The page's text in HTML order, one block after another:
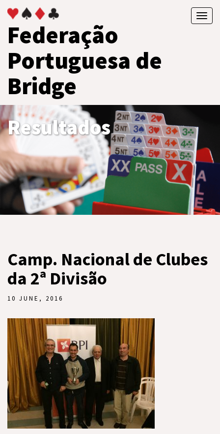
Federação
Portuguesa de
Bridge
Resultados
Camp. Nacional de Clubes
da 2ª Divisão
10 JUNE, 2016